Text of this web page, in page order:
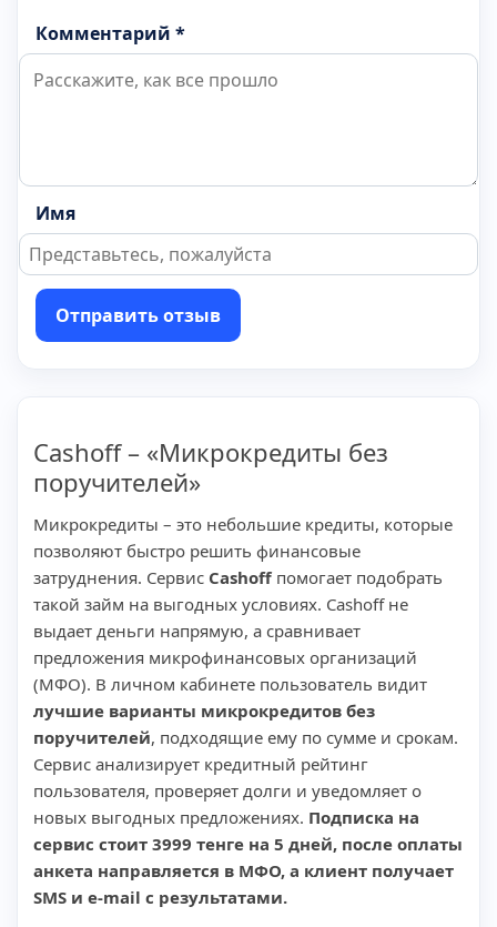
Комментарий *
Имя
Отправить отзыв
Cashoff – «Микрокредиты без
поручителей»
Микрокредиты – это небольшие кредиты, которые
позволяют быстро решить финансовые
затруднения. Сервис Cashoffпомогает подобрать
такой займ на выгодных условиях. Cashoff не
выдает деньги напрямую, а сравнивает
предложения микрофинансовых организаций
(МФО). В личном кабинете пользователь видит
лучшие варианты микрокредитов без
поручителей, подходящие ему по сумме и срокам.
Сервис анализирует кредитный рейтинг
пользователя, проверяет долги и уведомляет о
новых выгодных предложениях. Подписка на
сервис стоит 3999 тенге на 5 дней, после оплаты
анкета направляется в МФО, а клиент получает
SMS и e-mail с результатами.